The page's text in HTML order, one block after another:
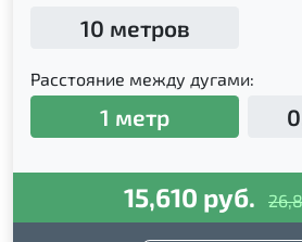
10 метров
Расстояние между дугами:
1 метр
15,610 руб.